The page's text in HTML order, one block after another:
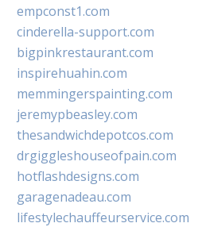
empconst1.com
cinderella-support.com
bigpinkrestaurant.com
inspirehuahin.com
memmingerspainting.com
jeremypbeasley.com
thesandwichdepotcos.com
drgiggleshouseofpain.com
hotflashdesigns.com
garagenadeau.com
lifestylechauffeurservice.com